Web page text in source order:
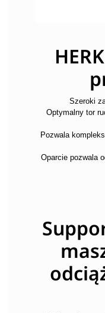
Szeroki
Optymalny tor
Pozwala
Oparcie pozwala